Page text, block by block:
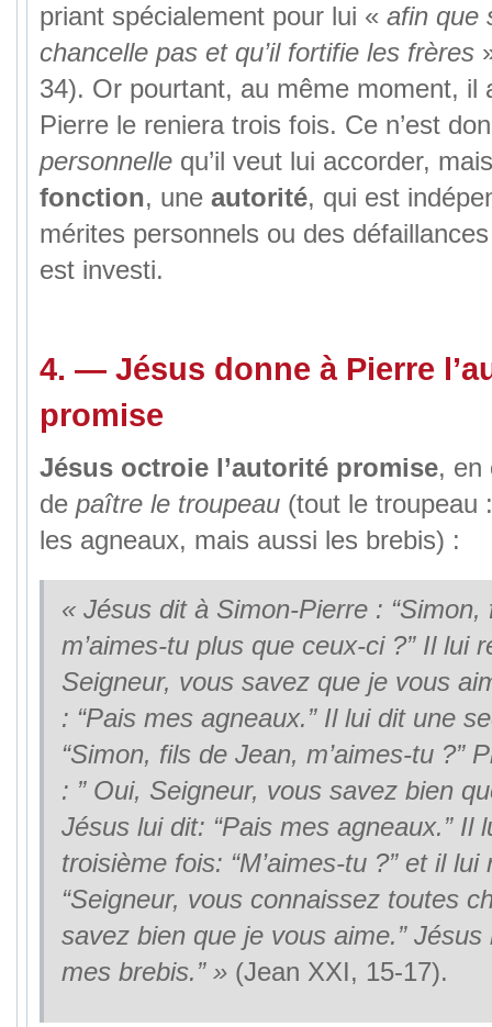
priant spécialement pour lui « afin que
chancelle pas et qu’il fortifie les frères
34). Or pourtant, au même moment, il
Pierre le reniera trois fois. Ce n’est
personnellequ’il veut lui accorder,
fonction, une autorité, qui est
mérites personnels ou des
est investi.
4. — Jésus donne à Pierre
promise
Jésus octroie l’autorité promise, en
de paître le troupeau(tout le troupeau
les agneaux, mais aussi les brebis) :
« Jésus dit à Simon-Pierre : “Simon,
m’aimes-tu plus que ceux-ci ?” Il lui
Seigneur, vous savez que je vous
: “Pais mes agneaux.” Il lui dit une
“Simon, fils de Jean, m’aimes-tu ?”
: ” Oui, Seigneur, vous savez bien
Jésus lui dit: “Pais mes agneaux.” Il
troisième fois: “M’aimes-tu ?” et il lui
“Seigneur, vous connaissez toutes
savez bien que je vous aime.” Jésus
mes brebis.” » (Jean XXI, 15-17).